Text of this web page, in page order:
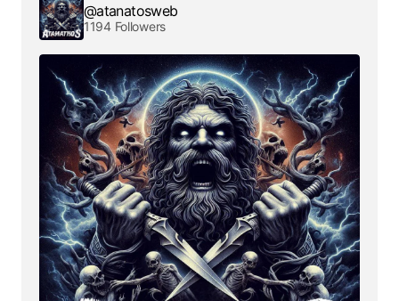
@atanatosweb
1194 Followers